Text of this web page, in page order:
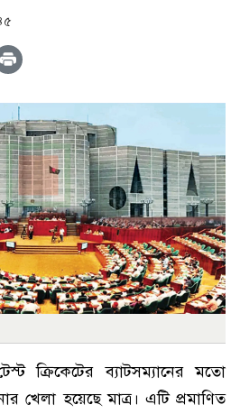
ক্রিকেটের ব্যাটসম্যানের মতো
খেলা হয়েছে মাত্র। এটি প্রমাণিত